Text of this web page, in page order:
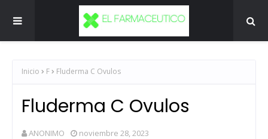
Inicio F Fluderma C Ovulos
Fluderma C Ovulos
ANONIMO noviembre 28, 2023